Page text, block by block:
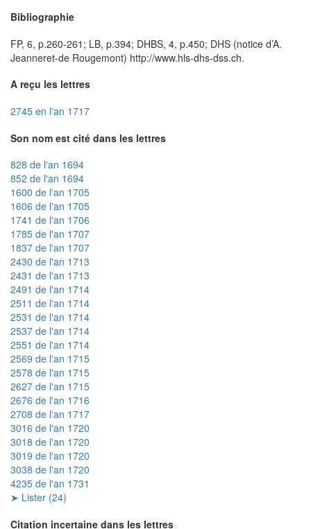
Bibliographie
FP, 6, p.260-261; LB, p.394; DHBS, 4, p.450; DHS (notice d’A.
Jeanneret-de Rougemont) http://www.hls-dhs-dss.ch.
A reçu les lettres
2745 en l'an 1717
Son nom est cité dans les lettres
828 de l'an 1694
852 de l'an 1694
1600 de l'an 1705
1606 de l'an 1705
1741 de l'an 1706
1785 de l'an 1707
1837 de l'an 1707
2430 de l'an 1713
2431 de l'an 1713
2491 de l'an 1714
2511 de l'an 1714
2531 de l'an 1714
2537 de l'an 1714
2551 de l'an 1714
2569 de l'an 1715
2578 de l'an 1715
2627 de l'an 1715
2676 de l'an 1716
2708 de l'an 1717
3016 de l'an 1720
3018 de l'an 1720
3019 de l'an 1720
3038 de l'an 1720
4235 de l'an 1731
➤ Lister (24)
Citation incertaine dans les lettres